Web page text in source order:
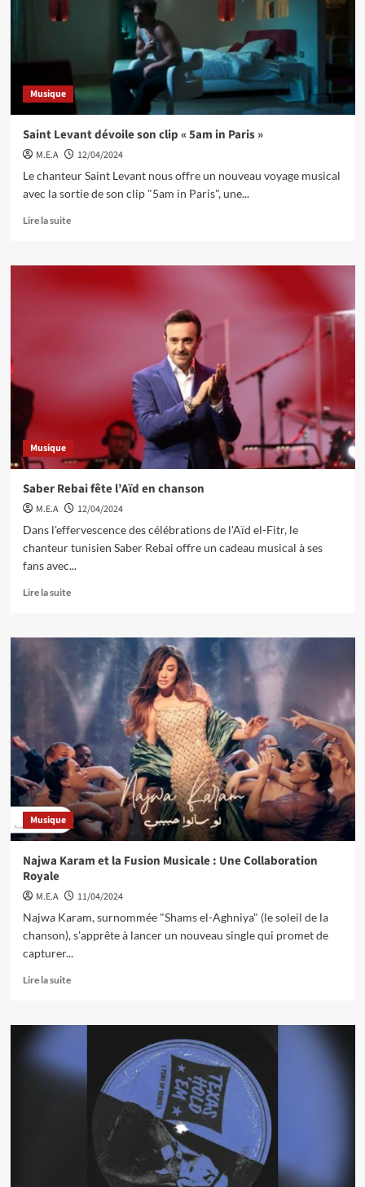
Musique
Saint Levant dévoile son clip « 5am in Paris »
M.E.A
12/04/2024
Le chanteur Saint Levant nous offre un nouveau voyage musical
avec la sortie de son clip "5am in Paris", une...
Lire la suite
Musique
Saber Rebai fête l’Aïd en chanson
M.E.A
12/04/2024
Dans l'effervescence des célébrations de l'Aïd el-Fitr, le
chanteur tunisien Saber Rebai offre un cadeau musical à ses
fans avec...
Lire la suite
Musique
Najwa Karam et la Fusion Musicale : Une Collaboration
Royale
M.E.A
11/04/2024
Najwa Karam, surnommée "Shams el-Aghniya" (le soleil de la
chanson), s'apprête à lancer un nouveau single qui promet de
capturer...
Lire la suite